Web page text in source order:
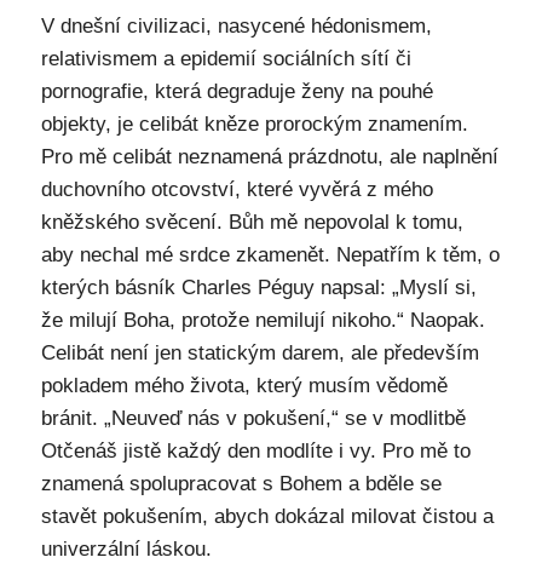
V dnešní civilizaci, nasycené hédonismem,
relativismem a epidemií sociálních sítí či
pornografie, která degraduje ženy na pouhé
objekty, je celibát kněze prorockým znamením.
Pro mě celibát neznamená prázdnotu, ale naplnění
duchovního otcovství, které vyvěrá z mého
kněžského svěcení. Bůh mě nepovolal k tomu,
aby nechal mé srdce zkamenět. Nepatřím k těm, o
kterých básník Charles Péguy napsal: „Myslí si,
že milují Boha, protože nemilují nikoho.“ Naopak.
Celibát není jen statickým darem, ale především
pokladem mého života, který musím vědomě
bránit. „Neuveď nás v pokušení,“ se v modlitbě
Otčenáš jistě každý den modlíte i vy. Pro mě to
znamená spolupracovat s Bohem a bděle se
stavět pokušením, abych dokázal milovat čistou a
univerzální láskou.